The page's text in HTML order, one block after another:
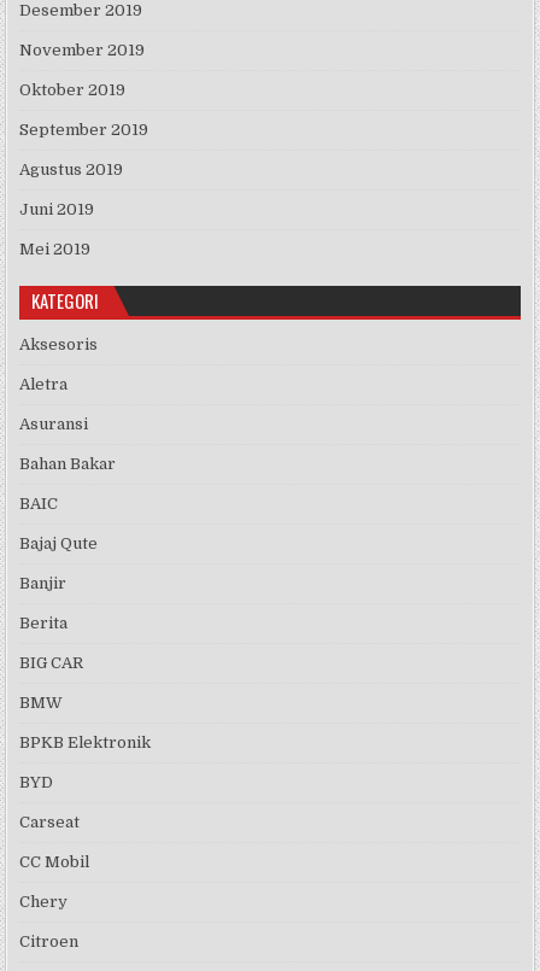
Desember 2019
November 2019
Oktober 2019
September 2019
Agustus 2019
Juni 2019
Mei 2019
KATEGORI
Aksesoris
Aletra
Asuransi
Bahan Bakar
BAIC
Bajaj Qute
Banjir
Berita
BIG CAR
BMW
BPKB Elektronik
BYD
Carseat
CC Mobil
Chery
Citroen